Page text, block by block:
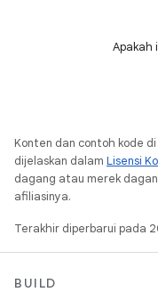
Apakah
Konten dan contoh kode
dijelaskan dalam Lisensi
dagang atau merek
afiliasinya.
Terakhir diperbarui pada
BUILD